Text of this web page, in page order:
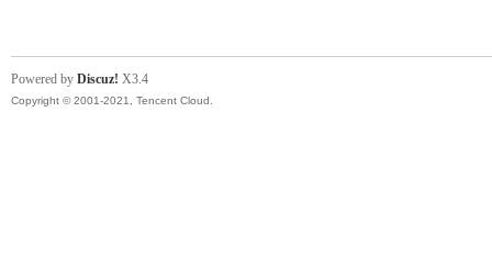
Powered by Discuz! X3.4
Copyright © 2001-2021, Tencent Cloud.